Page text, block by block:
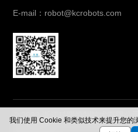
我们使用 Cookie 和类似技术来提升您
E-mail：robot@kcrobots.com
© 2023 浙江科聪控制技术有限公
浙公网安备 33052302000842号